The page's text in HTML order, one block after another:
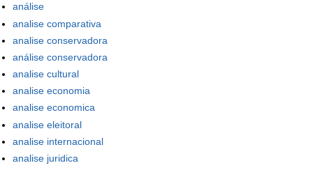
análise
analise comparativa
analise conservadora
análise conservadora
analise cultural
analise economia
analise economica
analise eleitoral
analise internacional
analise juridica